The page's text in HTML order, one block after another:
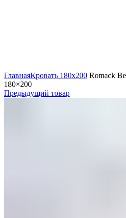
ГлавнаяКровать 180x200 Romack
180×200
Предыдущий товар